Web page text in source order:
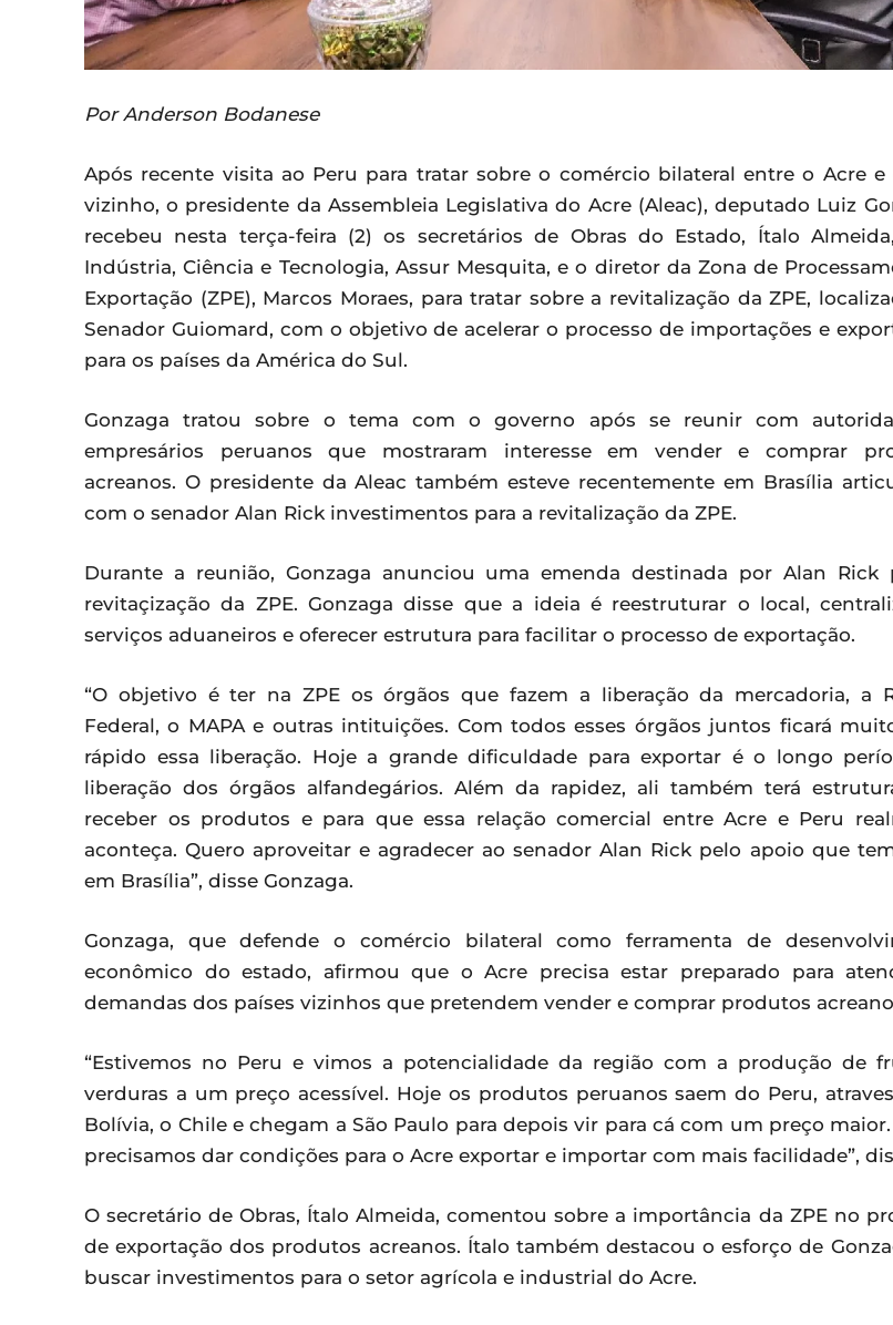
Por Anderson Bodanese
Após recente visita ao Peru para tratar sobre o comércio bilateral entre o Acre e
vizinho, o presidente da Assembleia Legislativa do Acre (Aleac), deputado Luiz
recebeu nesta terça-feira (2) os secretários de Obras do Estado, Ítalo
Indústria, Ciência e Tecnologia, Assur Mesquita, e o diretor da Zona de
Exportação (ZPE), Marcos Moraes, para tratar sobre a revitalização da ZPE,
Senador Guiomard, com o objetivo de acelerar o processo de importações e
para os países da América do Sul.
Gonzaga tratou sobre o tema com o governo após se reunir com
empresários peruanos que mostraram interesse em vender e comprar
acreanos. O presidente da Aleac também esteve recentemente em Brasília
com o senador Alan Rick investimentos para a revitalização da ZPE.
Durante a reunião, Gonzaga anunciou uma emenda destinada por Alan Rick
revitaçização da ZPE. Gonzaga disse que a ideia é reestruturar o local,
serviços aduaneiros e oferecer estrutura para facilitar o processo de exportação.
“O objetivo é ter na ZPE os órgãos que fazem a liberação da mercadoria, a
Federal, o MAPA e outras intituições. Com todos esses órgãos juntos ficará
rápido essa liberação. Hoje a grande dificuldade para exportar é o longo
liberação dos órgãos alfandegários. Além da rapidez, ali também terá
receber os produtos e para que essa relação comercial entre Acre e Peru
aconteça. Quero aproveitar e agradecer ao senador Alan Rick pelo apoio que
em Brasília”, disse Gonzaga.
Gonzaga, que defende o comércio bilateral como ferramenta de
econômico do estado, afirmou que o Acre precisa estar preparado para
demandas dos países vizinhos que pretendem vender e comprar produtos
“Estivemos no Peru e vimos a potencialidade da região com a produção de
verduras a um preço acessível. Hoje os produtos peruanos saem do Peru,
Bolívia, o Chile e chegam a São Paulo para depois vir para cá com um preço
precisamos dar condições para o Acre exportar e importar com mais facilidade”,
O secretário de Obras, Ítalo Almeida, comentou sobre a importância da ZPE no
de exportação dos produtos acreanos. Ítalo também destacou o esforço de
buscar investimentos para o setor agrícola e industrial do Acre.